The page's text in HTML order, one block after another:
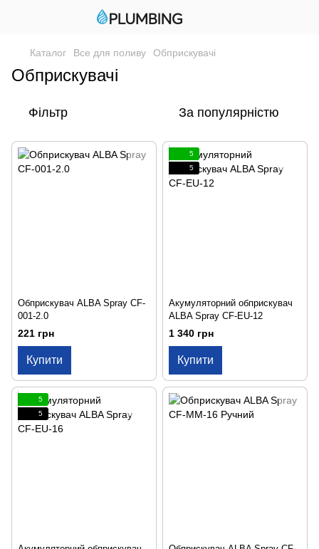
Каталог Все для поливу Обприскувачі
Обприскувачі
Фільтр За популярністю
Обприскувач ALBA Spray CF-
001-2.0
221 грн
Купити
5
5
Акумуляторний обприскувач
ALBA Spray CF-EU-12
1 340 грн
Купити
5
5